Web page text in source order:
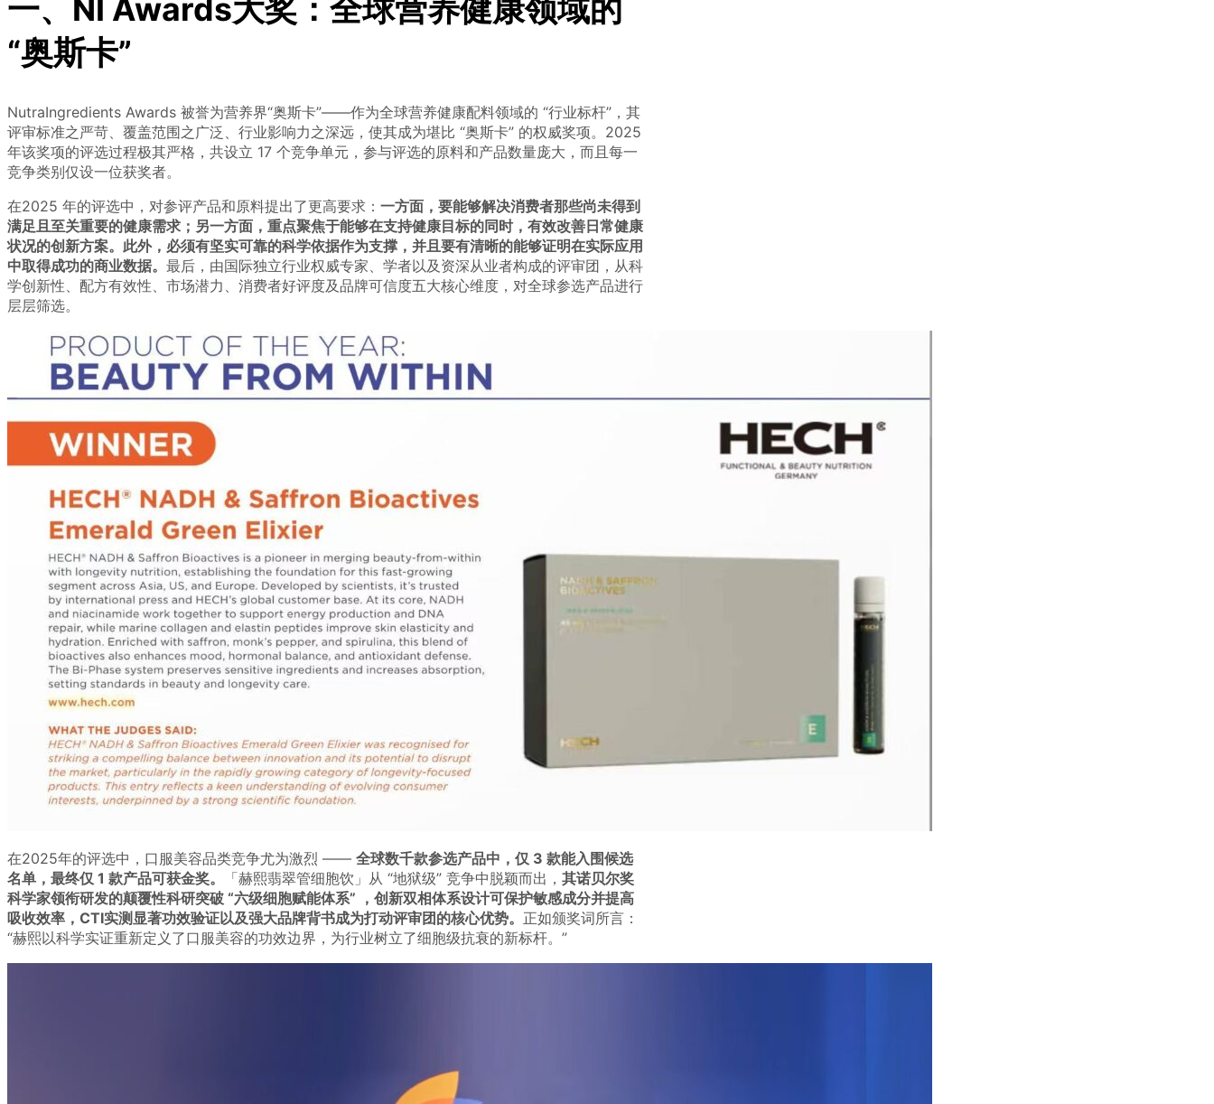
一、NI Awards大奖：全球营养健康领域的
“奥斯卡”
NutraIngredients Awards 被誉为营养界“奥斯卡”——作为全球营养健康配料领域的 “行业标杆”，其
评审标准之严苛、覆盖范围之广泛、行业影响力之深远，使其成为堪比 “奥斯卡” 的权威奖项。2025
年该奖项的评选过程极其严格，共设立 17 个竞争单元，参与评选的原料和产品数量庞大，而且每一
竞争类别仅设一位获奖者。
在2025 年的评选中，对参评产品和原料提出了更高要求： 一方面，要能够解决消费者那些尚未得到
满足且至关重要的健康需求；另一方面，重点聚焦于能够在支持健康目标的同时，有效改善日常健康
状况的创新方案。此外，必须有坚实可靠的科学依据作为支撑，并且要有清晰的能够证明在实际应用
中取得成功的商业数据。 最后，由国际独立行业权威专家、学者以及资深从业者构成的评审团，从科
学创新性、配方有效性、市场潜力、消费者好评度及品牌可信度五大核心维度，对全球参选产品进行
层层筛选。
在2025年的评选中，口服美容品类竞争尤为激烈 —— 全球数千款参选产品中，仅 3 款能入围候选
名单，最终仅 1 款产品可获金奖。
「赫熙翡翠管细胞饮」从 “地狱级” 竞争中脱颖而出， 其诺贝尔奖
科学家领衔研发的颠覆性科研突破 “六级细胞赋能体系” ，创新双相体系设计可保护敏感成分并提高
吸收效率，CTI实测显著功效验证以及强大品牌背书成为打动评审团的核心优势。 正如颁奖词所言：
“赫熙以科学实证重新定义了口服美容的功效边界，为行业树立了细胞级抗衰的新标杆。”